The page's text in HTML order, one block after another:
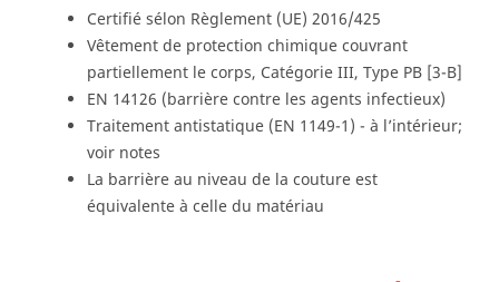
Certifié sélon Règlement (UE) 2016/425
Vêtement de protection chimique couvrant
partiellement le corps, Catégorie III, Type PB [3-B]
EN 14126 (barrière contre les agents infectieux)
Traitement antistatique (EN 1149-1) - à l’intérieur;
voir notes
La barrière au niveau de la couture est
équivalente à celle du matériau